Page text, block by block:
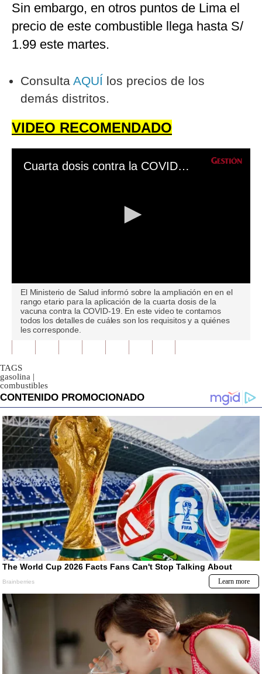
Sin embargo, en otros puntos de Lima el
precio de este combustible llega hasta S/
1.99 este martes.
Consulta AQUÍ los precios de los
demás distritos.
VIDEO RECOMENDADO
Cuarta dosis contra la COVID-19: ¿Cuáles son los requisitos y a quiénes les corresponde?
seconds
seconds
El Ministerio de Salud informó sobre la ampliación en en el
rango etario para la aplicación de la cuarta dosis de la
vacuna contra la COVID-19. En este video te contamos
todos los detalles de cuáles son los requisitos y a quiénes
les corresponde.
TAGS
gasolina |
combustibles